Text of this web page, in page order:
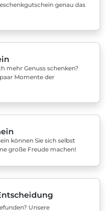
genau das
mehr Genuss schenken?
Momente der
können Sie sich selbst
große Freude machen!
Unsere